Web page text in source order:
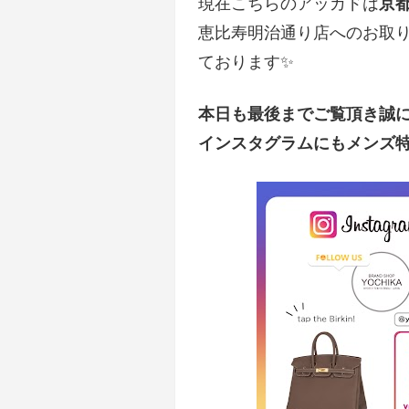
現在こちらのアッカドは京
恵比寿明治通り店へのお取
ております✨
本日も最後までご覧頂き誠
インスタグラムにもメンズ